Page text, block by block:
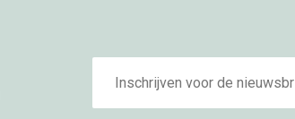
E-
mailadres